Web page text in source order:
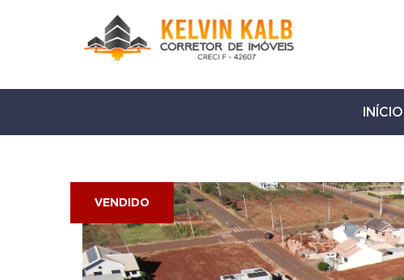
INÍCIO
VENDIDO